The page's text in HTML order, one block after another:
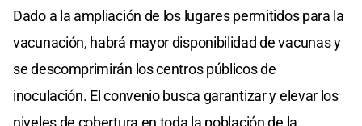
Dado a la ampliación de los lugares permitidos para la
vacunación, habrá mayor disponibilidad de vacunas y
se descomprimirán los centros públicos de
inoculación. El convenio busca garantizar y elevar los
niveles de cobertura en toda la población de la